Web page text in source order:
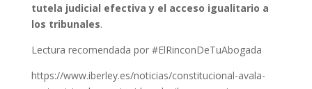
tutela judicial efectiva y el acceso igualitario a
los tribunales.
Lectura recomendada por #ElRinconDeTuAbogada
https://www.iberley.es/noticias/constitucional-avala-